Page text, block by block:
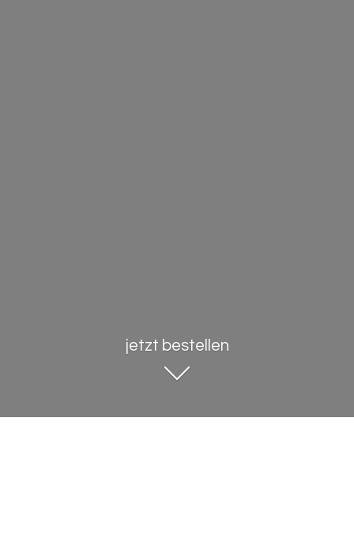
jetzt bestellen